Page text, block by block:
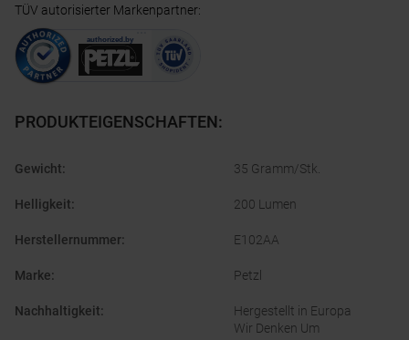
TÜV autorisierter Markenpartner:
PRODUKTEIGENSCHAFTEN:
Gewicht: 35 Gramm/Stk.
Helligkeit: 200 Lumen
Herstellernummer: E102AA
Marke: Petzl
Nachhaltigkeit:
Hergestellt in Europa
Wir Denken Um